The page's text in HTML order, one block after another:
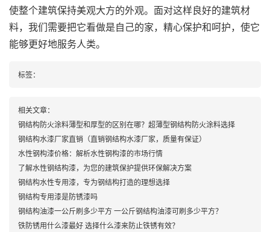
使整个建筑保持美观大方的外观。面对这样良好的建筑材
料，我们需要把它看做是自己的家，精心保护和呵护，使它
能够更好地服务人类。
标签：
相关文章：
钢结构防火涂料薄型和厚型的区别在哪？超薄型钢结构防火涂料选择
钢结构水漆厂家直销（直销钢结构水漆厂家，质量有保证）
水性钢构漆价格：解析水性钢构漆的市场行情
了解水性钢结构漆，为您的建筑保护提供环保解决方案
钢结构水性专用漆，专为钢结构打造的理想选择
钢结构专用漆是防锈漆吗
钢结构油漆一公斤刷多少平方 一公斤钢结构油漆可刷多少平方？
铁防锈用什么漆最好 选择什么漆来防止铁锈有效？